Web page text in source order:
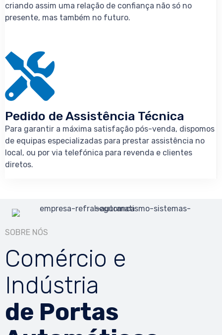
criando assim uma relação de confiança não só no
presente, mas também no futuro.
Pedido de Assistência Técnica
Para garantir a máxima satisfação pós-venda, dispomos
de equipas especializadas para prestar assistência no
local, ou por via telefónica para revenda e clientes
diretos.
SOBRE NÓS
Comércio e
Indústria
de Portas